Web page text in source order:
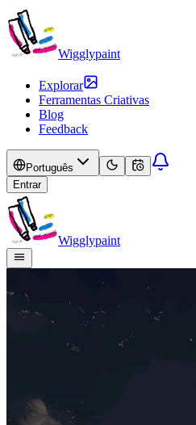
Wigglypaint
Explorar
Ferramentas Criativas
Blog
Feedback
Português
Entrar
Wigglypaint